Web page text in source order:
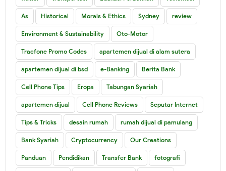
As Historical Morals & Ethics Sydney review
Environment & Sustainability Oto-Motor
Tracfone Promo Codes apartemen dijual di alam sutera
apartemen dijual di bsd e-Banking Berita Bank
Cell Phone Tips Eropa Tabungan Syariah
apartemen dijual Cell Phone Reviews Seputar Internet
Tips & Tricks desain rumah rumah dijual di pamulang
Bank Syariah Cryptocurrency Our Creations
Panduan Pendidikan Transfer Bank fotografi